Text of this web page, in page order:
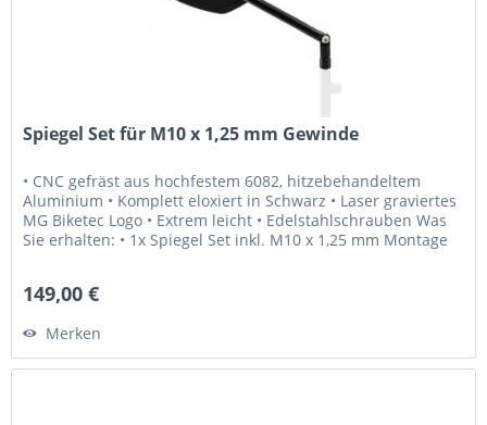
Spiegel Set für M10 x 1,25 mm Gewinde
• CNC gefräst aus hochfestem 6082, hitzebehandeltem
Aluminium • Komplett eloxiert in Schwarz • Laser graviertes
MG Biketec Logo • Extrem leicht • Edelstahlschrauben Was
Sie erhalten: • 1x Spiegel Set inkl. M10 x 1,25 mm Montage
149,00 €
Merken